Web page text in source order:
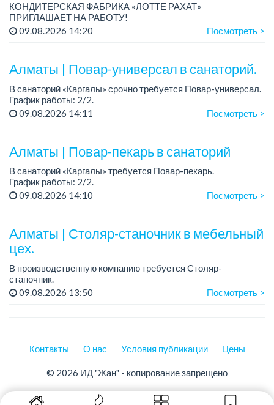
КОНДИТЕРСКАЯ ФАБРИКА «ЛОТТЕ РАХАТ»
ПРИГЛАШАЕТ НА РАБОТУ!
Зарплата: от 120 000 до 180 000 тенге.
09.08.2026 14:20 Посмотреть >
Алматы | Повар-универсал в санаторий.
В санаторий «Каргалы» срочно требуется Повар-универсал.
График работы: 2/2.
Зарплата: 180 000 тенге на руки + соцпакет.
09.08.2026 14:11 Посмотреть >
Алматы | Повар-пекарь в санаторий
В санаторий «Каргалы» требуется Повар-пекарь.
График работы: 2/2.
Зарплата: 180 000 тенге на руки + соцпакет.
09.08.2026 14:10 Посмотреть >
Алматы | Столяр-станочник в мебельный
цех.
В производственную компанию требуется Столяр-
станочник.
График работы: 5/2, с 08.00 до 18.00.
09.08.2026 13:50 Посмотреть >
Контакты О нас Условия публикации Цены
© 2026 ИД "Жан" - копирование запрещено